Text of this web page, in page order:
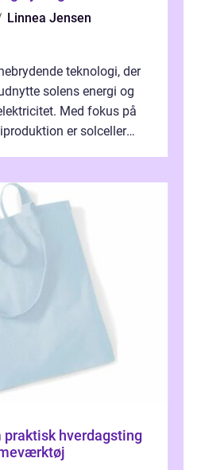
Linnea Jensen
teknologi, der
solens energi og
Med fokus på
er solceller
praktisk hverdagsting